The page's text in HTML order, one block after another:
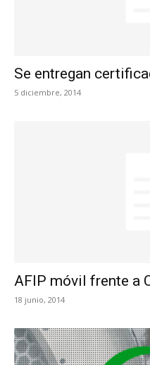
Se entregan
5 diciembre, 2014
AFIP móvil frente a
18 junio, 2014